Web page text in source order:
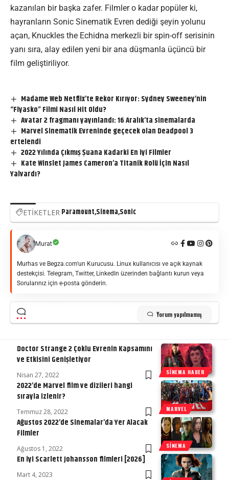
kazanılan bir başka zafer. Filmler o kadar popüler ki,
hayranların Sonic Sinematik Evren dediği şeyin yolunu
açan, Knuckles the Echidna merkezli bir spin-off serisinin
yanı sıra, alay edilen yeni bir ana düşmanla üçüncü bir
film geliştiriliyor.
Madame Web Netflix’te Rekor Kırıyor: Sydney Sweeney’nin
“Fiyasko” Filmi Nasıl Hit Oldu?
Avatar 2 fragmanı yayınlandı: 16 Aralık’ta sinemalarda
Marvel Sinematik Evreninde geçecek olan Deadpool 3
ertelendi
2022 Yılında Çıkmış Şuana Kadarki En iyi Filmler
Kate Winslet James Cameron’a Titanik Rolü İçin Nasıl
Yalvardı?
ETİKETLER ParamountSinemaSonic
Murat
Murhas ve Begza.com'un Kurucusu. Linux kullanıcısı ve açık kaynak
destekçisi. Telegram, Twitter, LinkedIn üzerinden bağlantı kurun veya
Sorularınız için e-posta gönderin.
Yorum yapılmamış
SINEMA HABER
Doctor Strange 2 Çoklu Evrenin Kapsamını
ve Etkisini Genişletiyor
Nisan 27, 2022
MARVEL
2022’de Marvel film ve dizileri hangi
sırayla izlenir?
Temmuz 28, 2022
SINEMA
Ağustos 2022’de Sinemalar’da Yer Alacak
Filmler
Ağustos 1, 2022
En iyi Scarlett Johansson filmleri [2026]
Mart 4, 2023